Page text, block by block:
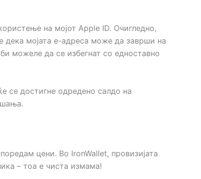
на мојот Apple ID. Очигледно,
дека мојата е-адреса може да заврши на
можеле да се избегнат со едноставно
се достигне одредено салдо на
цени. Во IronWallet, провизијата
– тоа е чиста измама!